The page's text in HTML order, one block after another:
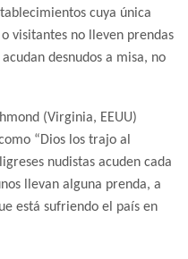
cuya única
visitantes no lleven prendas
desnudos a misa, no
(Virginia, EEUU)
“Dios los trajo al
nudistas acuden cada
llevan alguna prenda, a
está sufriendo el país en